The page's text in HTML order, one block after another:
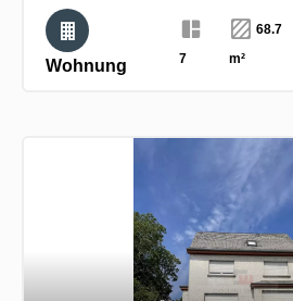
Wohnung 7
68.7
m²